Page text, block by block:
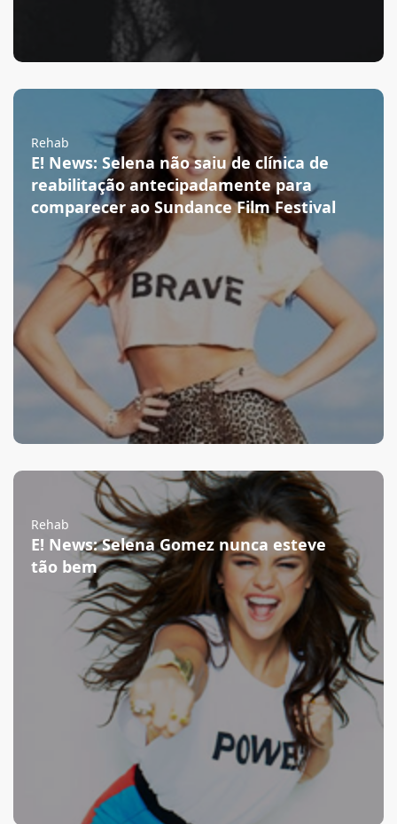
Rehab
E! News: Selena não saiu de clínica de
reabilitação antecipadamente para
comparecer ao Sundance Film Festival
Rehab
E! News: Selena Gomez nunca esteve
tão bem